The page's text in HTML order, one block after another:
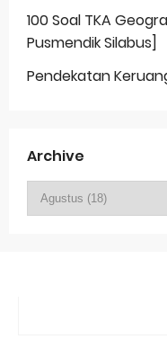
100 Soal TKA
Pusmendik Silabus]
Pendekatan
Archive